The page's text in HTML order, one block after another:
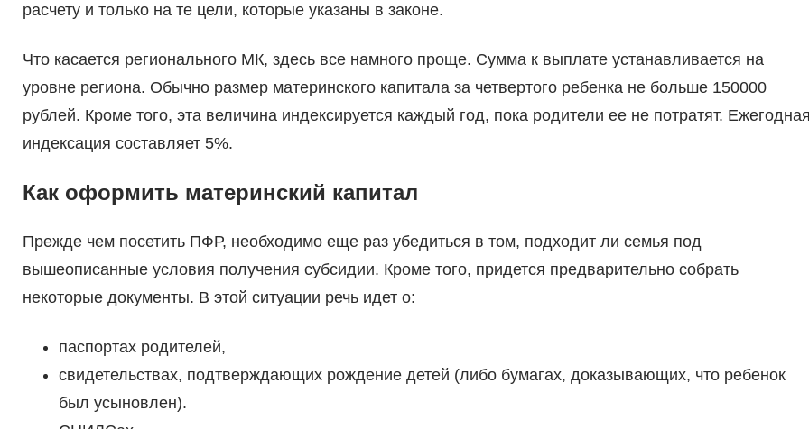
расчету и только на те цели, которые указаны в законе.
Что касается регионального МК, здесь все намного проще. Сумма к выплате устанавливается на
уровне региона. Обычно размер материнского капитала за четвертого ребенка не больше 150000
рублей. Кроме того, эта величина индексируется каждый год, пока родители ее не потратят.
индексация составляет 5%.
Как оформить материнский капитал
Прежде чем посетить ПФР, необходимо еще раз убедиться в том, подходит ли семья под
вышеописанные условия получения субсидии. Кроме того, придется предварительно собрать
некоторые документы. В этой ситуации речь идет о:
паспортах родителей,
свидетельствах, подтверждающих рождение детей (либо бумагах, доказывающих, что ребенок
был усыновлен).